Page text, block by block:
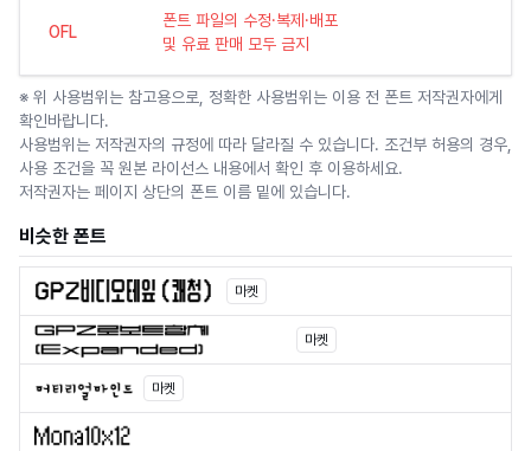
OFL
폰트 파일의 수정·복제·배포
및 유료 판매 모두 금지
※ 위 사용범위는 참고용으로, 정확한 사용범위는 이용 전 폰트 저작권자에게
확인바랍니다.
사용범위는 저작권자의 규정에 따라 달라질 수 있습니다. 조건부 허용의 경우,
사용 조건을 꼭 원본 라이선스 내용에서 확인 후 이용하세요.
저작권자는 페이지 상단의 폰트 이름 밑에 있습니다.
비슷한 폰트
마켓
마켓
마켓